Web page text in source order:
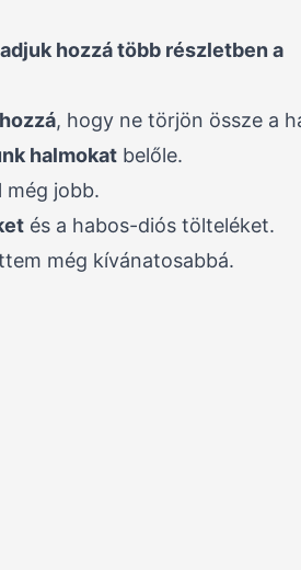
adjuk hozzá több részletben a
, hogy ne törjön össze a
halmokat belőle.
még jobb.
és a habos-diós tölteléket.
még kívánatosabbá.